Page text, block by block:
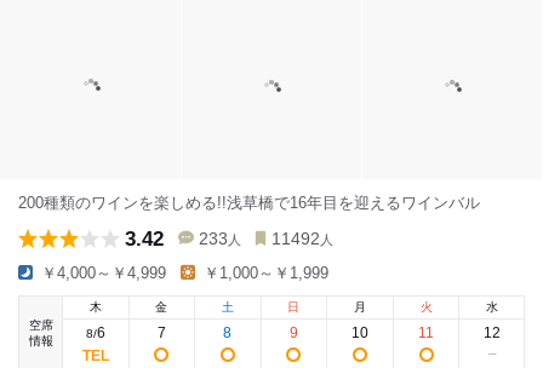
200種類のワインを楽しめる!!浅草橋で16年目を迎えるワインバル
3.42 233 人 11492 人
￥4,000～￥4,999 ￥1,000～￥1,999
空席
情報
木
8/6
金
7
土
8
日
9
月
10
火
11
水
12